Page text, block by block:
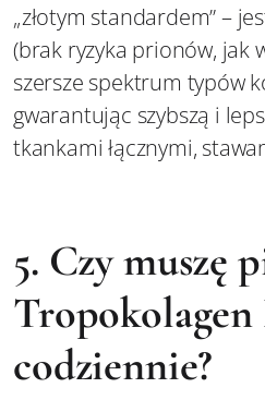
„złotym standardem” –
(brak ryzyka prionów, jak
szersze spektrum typów
gwarantując szybszą i
tkankami łącznymi,
5. Czy muszę
codziennie?